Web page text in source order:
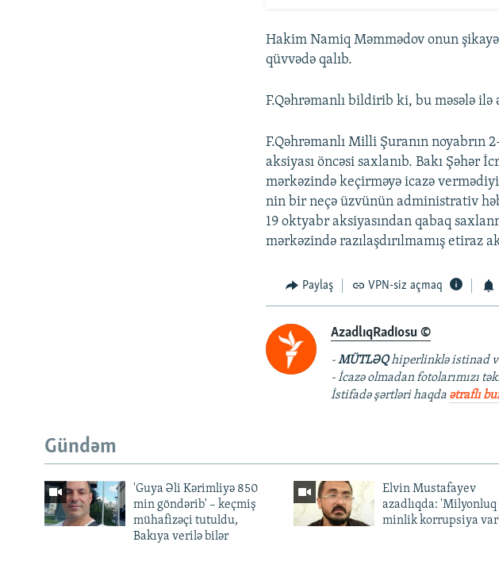
Hakim Namiq Məmmədov onun
qüvvədə qalıb.
F.Qəhrəmanlı bildirib ki, bu məsələ
F.Qəhrəmanlı Milli Şuranın noyabrın
aksiyası öncəsi saxlanıb. Bakı Şəhər
mərkəzində keçirməyə icazə
nin bir neçə üzvünün administrativ
19 oktyabr aksiyasından qabaq
mərkəzində razılaşdırılmamış etiraz
Paylaş VPN-siz açmaq
AzadlıqRadiosu ©
-MÜTLƏQhiperlinklə istinad
- İcazə olmadan fotolarımızı
İstifadə şərtləri haqda ətraflı
Gündəm
'Guya Əli Kərimliyə 850
min göndərib' – keçmiş
mühafizəçi tutuldu,
Bakıya verilə bilər
Elvin Mustafayev
azadlıqda: 'Milyonluq
minlik korrupsiya var'